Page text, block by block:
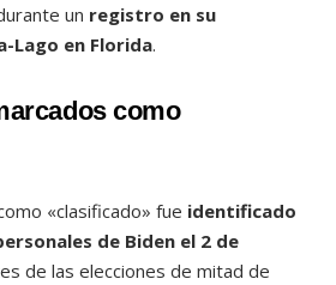
un registro en su
Lago en Florida.
como
«clasificado» fue identificado
de Biden el 2 de
de las elecciones de mitad de